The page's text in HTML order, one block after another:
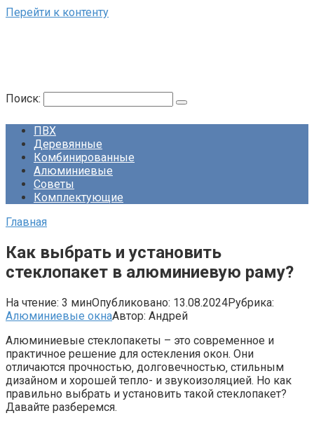
Перейти к контенту
Поиск:
ПВХ
Деревянные
Комбинированные
Алюминиевые
Советы
Комплектующие
Главная
Как выбрать и установить
стеклопакет в алюминиевую раму?
На чтение: 3 минОпубликовано: 13.08.2024Рубрика:
Алюминиевые окнаАвтор: Андрей
Алюминиевые стеклопакеты – это современное и
практичное решение для остекления окон. Они
отличаются прочностью‚ долговечностью‚ стильным
дизайном и хорошей тепло- и звукоизоляцией. Но как
правильно выбрать и установить такой стеклопакет?
Давайте разберемся.